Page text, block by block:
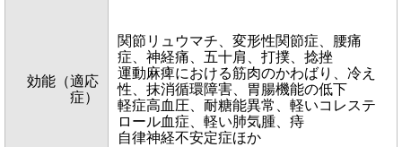
効能（適応
症）
関節リュウマチ、変形性関節症、腰痛
症、神経痛、五十肩、打撲、捻挫
運動麻痺における筋肉のかわばり、冷え
性、抹消循環障害、胃腸機能の低下
軽症高血圧、耐糖能異常、軽いコレステ
ロール血症、軽い肺気腫、痔
自律神経不安定症ほか